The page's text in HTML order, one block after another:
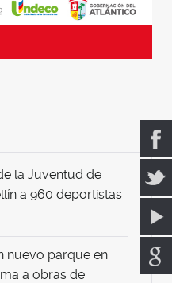
la Juventud de
a 960 deportistas
nuevo parque en
a obras de